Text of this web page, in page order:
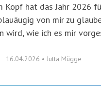
Kopf hat das Jahr 2026
von mir zu
wird, wie ich es mir
16.04.2026 • Jutta Mügge